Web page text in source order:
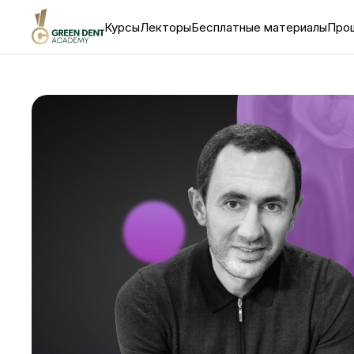
КурсыЛекторыБесплатные материалы